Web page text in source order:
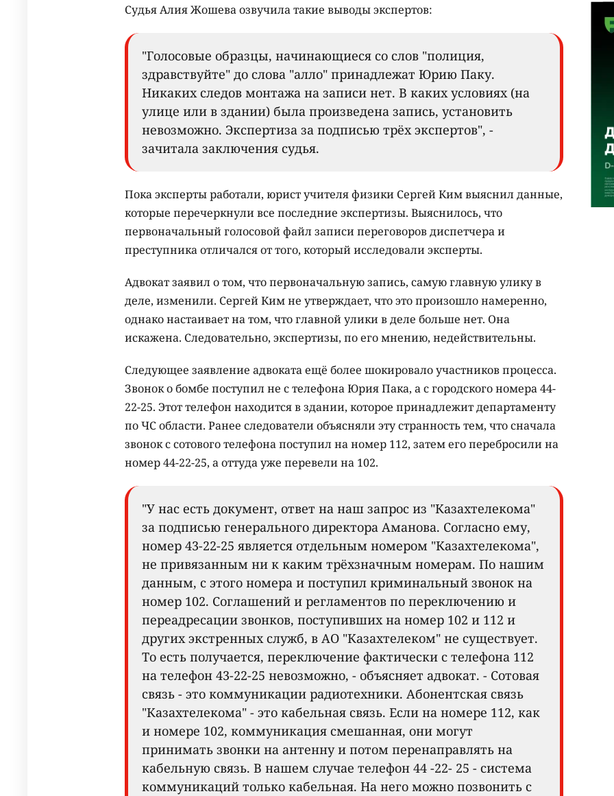
Судья Алия Жошева озвучила такие выводы экспертов:
"Голосовые образцы, начинающиеся со слов "полиция,
здравствуйте" до слова "алло" принадлежат Юрию Паку.
Никаких следов монтажа на записи нет. В каких условиях (на
улице или в здании) была произведена запись, установить
невозможно. Экспертиза за подписью трёх экспертов", -
зачитала заключения судья.
Пока эксперты работали, юрист учителя физики Сергей Ким выяснил данные,
которые перечеркнули все последние экспертизы. Выяснилось, что
первоначальный голосовой файл записи переговоров диспетчера и
преступника отличался от того, который исследовали эксперты.
Адвокат заявил о том, что первоначальную запись, самую главную улику в
деле, изменили. Сергей Ким не утверждает, что это произошло намеренно,
однако настаивает на том, что главной улики в деле больше нет. Она
искажена. Следовательно, экспертизы, по его мнению, недействительны.
Следующее заявление адвоката ещё более шокировало участников процесса.
Звонок о бомбе поступил не с телефона Юрия Пака, а с городского номера 44-
22-25. Этот телефон находится в здании, которое принадлежит департаменту
по ЧС области. Ранее следователи объясняли эту странность тем, что сначала
звонок с сотового телефона поступил на номер 112, затем его перебросили на
номер 44-22-25, а оттуда уже перевели на 102.
"У нас есть документ, ответ на наш запрос из "Казахтелекома"
за подписью генерального директора Аманова. Согласно ему,
номер 43-22-25 является отдельным номером "Казахтелекома",
не привязанным ни к каким трёхзначным номерам. По нашим
данным, с этого номера и поступил криминальный звонок на
номер 102. Соглашений и регламентов по переключению и
переадресации звонков, поступивших на номер 102 и 112 и
других экстренных служб, в АО "Казахтелеком" не существует.
То есть получается, переключение фактически с телефона 112
на телефон 43-22-25 невозможно, - объясняет адвокат. - Сотовая
связь - это коммуникации радиотехники. Абонентская связь
"Казахтелекома" - это кабельная связь. Если на номере 112, как
и номере 102, коммуникация смешанная, они могут
принимать звонки на антенну и потом перенаправлять на
кабельную связь. В нашем случае телефон 44 -22- 25 - система
коммуникаций только кабельная. На него можно позвонить с